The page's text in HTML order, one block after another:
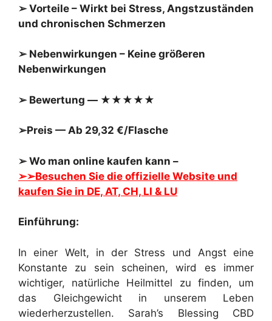
➢ Vorteile – Wirkt bei Stress, Angstzuständen
und chronischen Schmerzen
➢ Nebenwirkungen – Keine größeren
Nebenwirkungen
➢ Bewertung — ★★★★★
➢Preis — Ab 29,32 €/Flasche
➢ Wo man online kaufen kann –
➢➢Besuchen Sie die offizielle Website und
kaufen Sie in DE, AT, CH, LI & LU
Einführung:
In einer Welt, in der Stress und Angst eine
Konstante zu sein scheinen, wird es immer
wichtiger, natürliche Heilmittel zu finden, um
das Gleichgewicht in unserem Leben
wiederherzustellen. Sarah’s Blessing CBD